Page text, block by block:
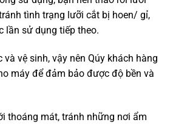
tình trạng lưỡi cắt bị hoen/ gỉ,
lần sử dụng tiếp theo.
vệ sinh, vậy nên Qúy khách hàng
máy để đảm bảo được độ bền và
thoáng mát, tránh những nơi ẩm